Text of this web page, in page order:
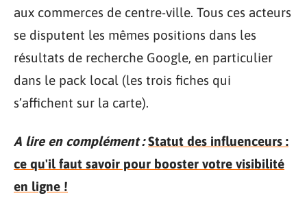
aux commerces de centre-ville. Tous ces acteurs
se disputent les mêmes positions dans les
résultats de recherche Google, en particulier
dans le pack local (les trois fiches qui
s’affichent sur la carte).
A lire en complément : Statut des influenceurs :
ce qu'il faut savoir pour booster votre visibilité
en ligne !